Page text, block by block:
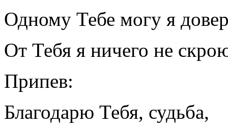
Одному Тебе могу я
От Тебя я ничего не
Припев:
Благодарю Тебя, судьба,